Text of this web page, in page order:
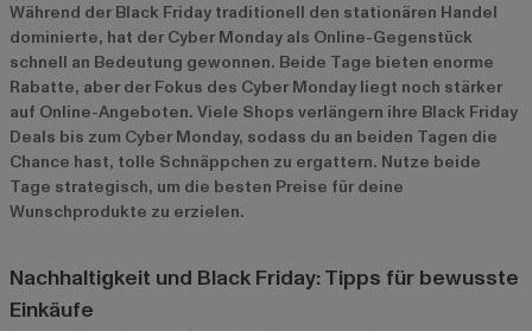
Während der Black Friday traditionell den stationären Handel
dominierte, hat der Cyber Monday als Online-Gegenstück
schnell an Bedeutung gewonnen. Beide Tage bieten enorme
Rabatte, aber der Fokus des Cyber Monday liegt noch stärker
auf Online-Angeboten. Viele Shops verlängern ihre Black Friday
Deals bis zum Cyber Monday, sodass du an beiden Tagen die
Chance hast, tolle Schnäppchen zu ergattern. Nutze beide
Tage strategisch, um die besten Preise für deine
Wunschprodukte zu erzielen.
Nachhaltigkeit und Black Friday: Tipps für bewusste
Einkäufe